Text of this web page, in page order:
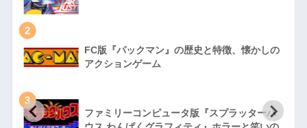
2
FC版『パックマン』の歴史と特徴、懐かしの
アクションゲーム
3
ファミリーコンピュータ版『スプラッターハ